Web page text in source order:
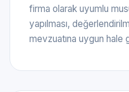
firma olarak uyumlu
yapılması,
mevzuatına uygun hale